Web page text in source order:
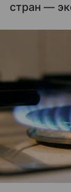
стран —